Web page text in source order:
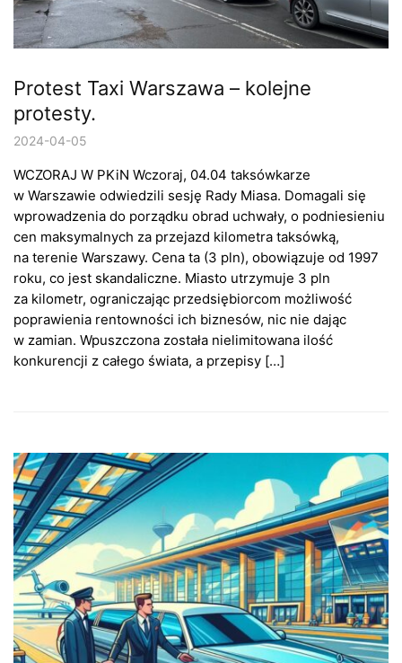
Protest Taxi Warszawa – kolejne
protesty.
2024-04-05
WCZORAJ W PKiN Wczoraj, 04.04 taksówkarze
w Warszawie odwiedzili sesję Rady Miasa. Domagali się
wprowadzenia do porządku obrad uchwały, o podniesieniu
cen maksymalnych za przejazd kilometra taksówką,
na terenie Warszawy. Cena ta (3 pln), obowiązuje od 1997
roku, co jest skandaliczne. Miasto utrzymuje 3 pln
za kilometr, ograniczając przedsiębiorcom możliwość
poprawienia rentowności ich biznesów, nic nie dając
w zamian. Wpuszczona została nielimitowana ilość
konkurencji z całego świata, a przepisy […]